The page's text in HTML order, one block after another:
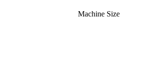
Machine Size